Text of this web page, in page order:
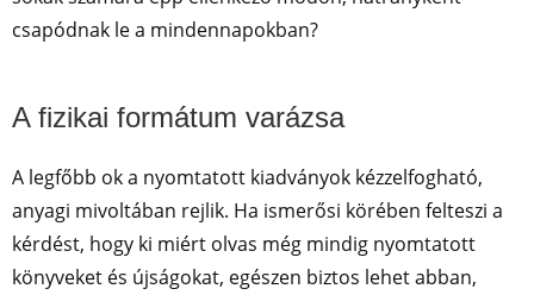
csapódnak le a mindennapokban?
A fizikai formátum varázsa
A legfőbb ok a nyomtatott kiadványok kézzelfogható,
anyagi mivoltában rejlik. Ha ismerősi körében felteszi a
kérdést, hogy ki miért olvas még mindig nyomtatott
könyveket és újságokat, egészen biztos lehet abban,